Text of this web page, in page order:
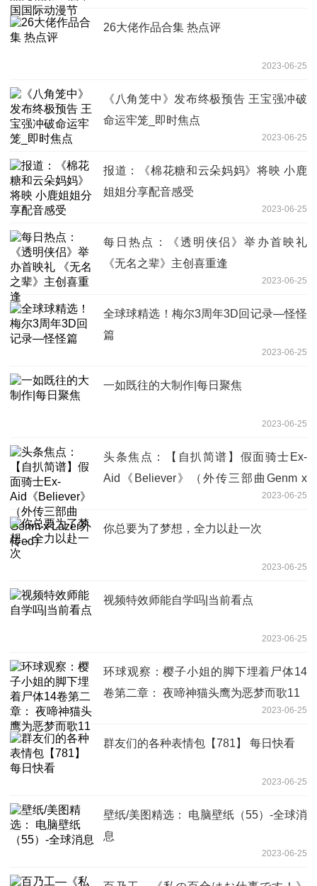
26大佬作品合集 热点评
2023-06-25
《八角笼中》发布终极预告 王宝强冲破
命运牢笼_即时焦点
2023-06-25
报道：《棉花糖和云朵妈妈》将映 小鹿
姐姐分享配音感受
2023-06-25
每日热点：《透明侠侣》举办首映礼
《无名之辈》主创喜重逢
2023-06-25
全球球精选！梅尔3周年3D回记录—怪怪
篇
2023-06-25
一如既往的大制作|每日聚焦
2023-06-25
头条焦点：【自扒简谱】假面骑士Ex-
Aid《Believer》（外传三部曲Genm x
2023-06-25
你总要为了梦想，全力以赴一次
2023-06-25
视频特效师能自学吗|当前看点
2023-06-25
环球观察：樱子小姐的脚下埋着尸体14
卷第二章： 夜啼神猫头鹰为恶梦而歌11
2023-06-25
群友们的各种表情包【781】 每日快看
2023-06-25
壁纸/美图精选： 电脑壁纸（55）-全球消
息
2023-06-25